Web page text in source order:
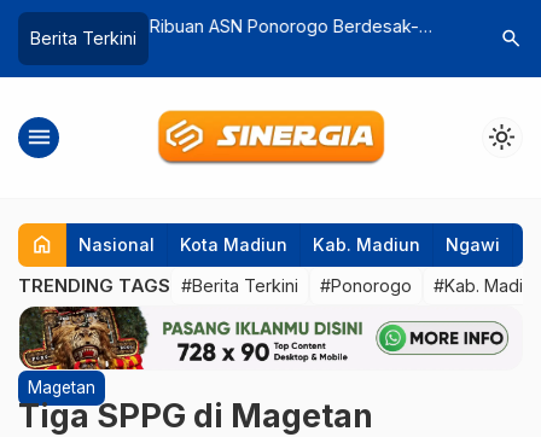
Berita Terkini
Ribuan ASN Ponorogo Berdesak-
Desa
versi
search
menu light_mode
home Nasional Kota Madiun Kab. Madiun Ngawi
TRENDING TAGS #Berita Terkini #Ponorogo #Kab. Madiun
Magetan
Tiga SPPG di Magetan